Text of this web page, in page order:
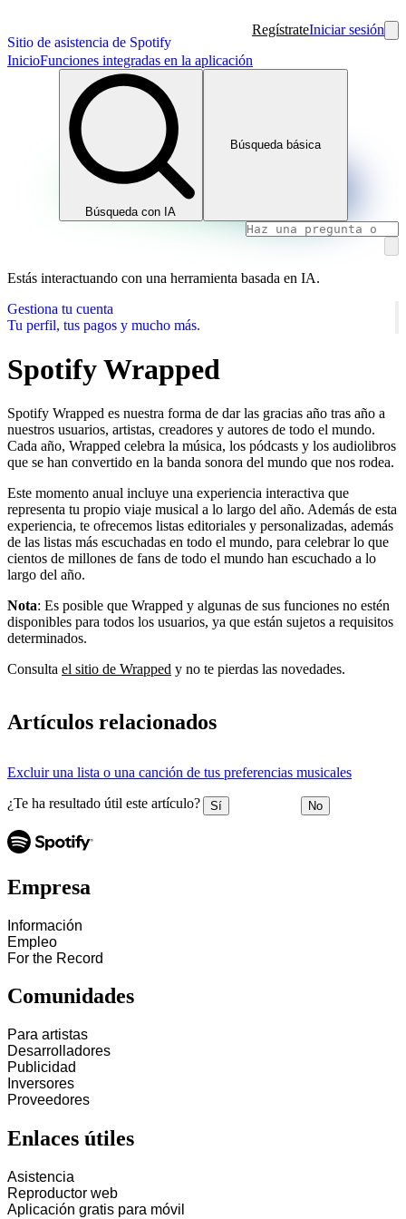
Sitio de asistencia de Spotify
RegístrateIniciar sesión
InicioFunciones integradas en la aplicación
Búsqueda con IA
Búsqueda básica
Estás interactuando con una herramienta basada en IA.
Gestiona tu cuenta
Tu perfil, tus pagos y mucho más.
Spotify Wrapped
Spotify Wrapped es nuestra forma de dar las gracias año tras año a
nuestros usuarios, artistas, creadores y autores de todo el mundo.
Cada año, Wrapped celebra la música, los pódcasts y los audiolibros
que se han convertido en la banda sonora del mundo que nos rodea.
Este momento anual incluye una experiencia interactiva que
representa tu propio viaje musical a lo largo del año. Además de esta
experiencia, te ofrecemos listas editoriales y personalizadas, además
de las listas más escuchadas en todo el mundo, para celebrar lo que
cientos de millones de fans de todo el mundo han escuchado a lo
largo del año.
Nota: Es posible que Wrapped y algunas de sus funciones no estén
disponibles para todos los usuarios, ya que están sujetos a requisitos
determinados.
Consulta el sitio de Wrapped y no te pierdas las novedades.
Artículos relacionados
Excluir una lista o una canción de tus preferencias musicales
¿Te ha resultado útil este artículo? Sí No
Empresa
Información
Empleo
For the Record
Comunidades
Para artistas
Desarrolladores
Publicidad
Inversores
Proveedores
Enlaces útiles
Asistencia
Reproductor web
Aplicación gratis para móvil